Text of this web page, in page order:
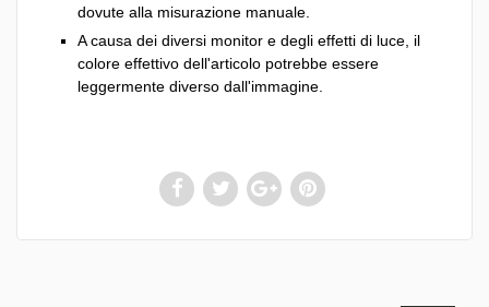
dovute alla misurazione manuale.
A causa dei diversi monitor e degli effetti di luce, il
colore effettivo dell'articolo potrebbe essere
leggermente diverso dall'immagine.